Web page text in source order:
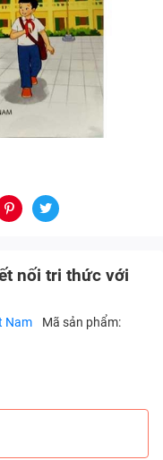
nối tri thức với
Nam
Mã sản phẩm: